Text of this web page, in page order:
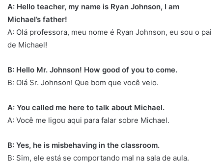
A: Hello teacher, my name is Ryan Johnson, I am
Michael’s father!
A: Olá professora, meu nome é Ryan Johnson, eu sou o pai
de Michael!
B: Hello Mr. Johnson! How good of you to come.
B: Olá Sr. Johnson! Que bom que você veio.
A: You called me here to talk about Michael.
A: Você me ligou aqui para falar sobre Michael.
B: Yes, he is misbehaving in the classroom.
B: Sim, ele está se comportando mal na sala de aula.